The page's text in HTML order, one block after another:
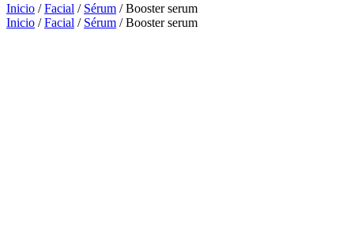
Inicio /Facial / Sérum / Booster serum
Inicio /Facial / Sérum / Booster serum